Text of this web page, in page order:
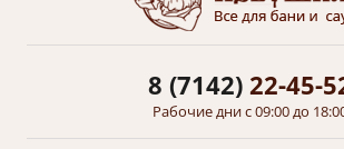
8 (7142)22-45-
Рабочие дни с 09:00 до